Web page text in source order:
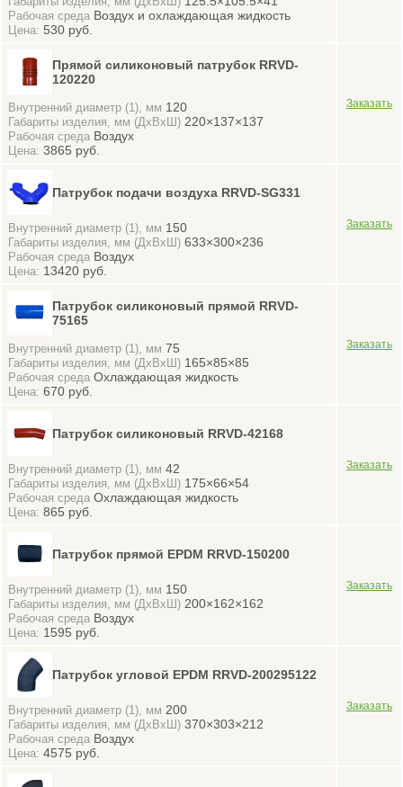
Рабочая среда Воздух и охлаждающая жидкость
Цена: 530 руб.
Прямой силиконовый патрубок RRVD-
120220
Внутренний диаметр (1), мм 120
Габариты изделия, мм (ДхВхШ) 220×137×137
Рабочая среда Воздух
Цена: 3865 руб.
Патрубок подачи воздуха RRVD-SG331
Внутренний диаметр (1), мм 150
Габариты изделия, мм (ДхВхШ) 633×300×236
Рабочая среда Воздух
Цена: 13420 руб.
Патрубок силиконовый прямой RRVD-
75165
Внутренний диаметр (1), мм 75
Габариты изделия, мм (ДхВхШ) 165×85×85
Рабочая среда Охлаждающая жидкость
Цена: 670 руб.
Патрубок силиконовый RRVD-42168
Внутренний диаметр (1), мм 42
Габариты изделия, мм (ДхВхШ) 175×66×54
Рабочая среда Охлаждающая жидкость
Цена: 865 руб.
Патрубок прямой EPDM RRVD-150200
Внутренний диаметр (1), мм 150
Габариты изделия, мм (ДхВхШ) 200×162×162
Рабочая среда Воздух
Цена: 1595 руб.
Патрубок угловой EPDM RRVD-200295122
Внутренний диаметр (1), мм 200
Габариты изделия, мм (ДхВхШ) 370×303×212
Рабочая среда Воздух
Цена: 4575 руб.